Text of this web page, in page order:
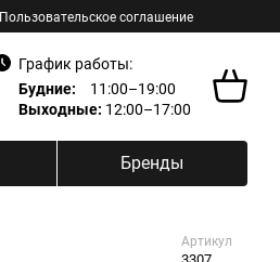
Пользовательское соглашение
График работы:
Будние:
11:00–19:00
Выходные: 12:00–17:00
Бренды
Артикул